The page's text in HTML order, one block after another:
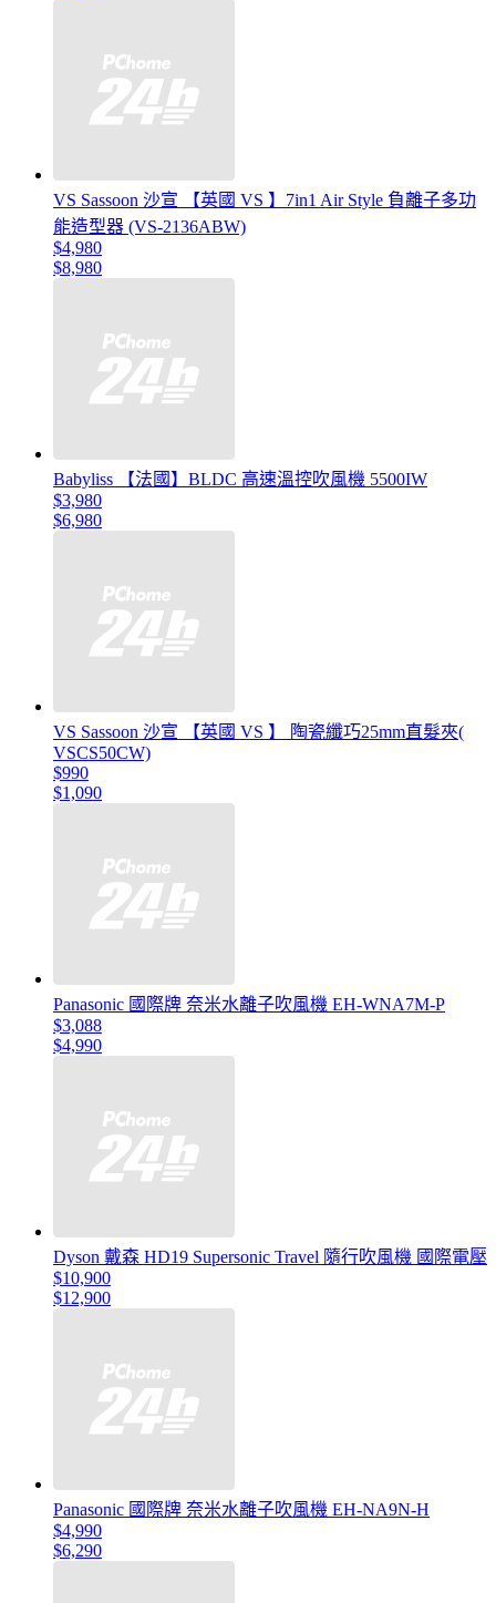
VS Sassoon 沙宣 【英國 VS 】7in1 Air Style 負離子多功
能造型器 (VS-2136ABW)
$4,980
$8,980
Babyliss 【法國】BLDC 高速溫控吹風機 5500IW
$3,980
$6,980
VS Sassoon 沙宣 【英國 VS 】 陶瓷纖巧25mm直髮夾(
VSCS50CW)
$990
$1,090
Panasonic 國際牌 奈米水離子吹風機 EH-WNA7M-P
$3,088
$4,990
Dyson 戴森 HD19 Supersonic Travel 隨行吹風機 國際電壓
$10,900
$12,900
Panasonic 國際牌 奈米水離子吹風機 EH-NA9N-H
$4,990
$6,290